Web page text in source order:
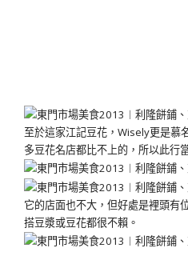
至於這家江記豆花，Wisely更是慕
多豆花名店都比不上的，所以此行
它的店面也不大，但好處是裡頭有
搭豆漿或豆花都很不賴。